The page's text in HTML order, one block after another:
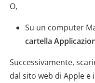
O,
Su un computer
cartella
Successivamente,
dal sito web di Apple